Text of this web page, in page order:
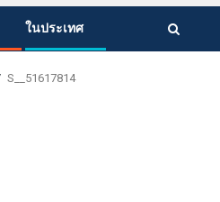
ในประเทศ
S__51617814